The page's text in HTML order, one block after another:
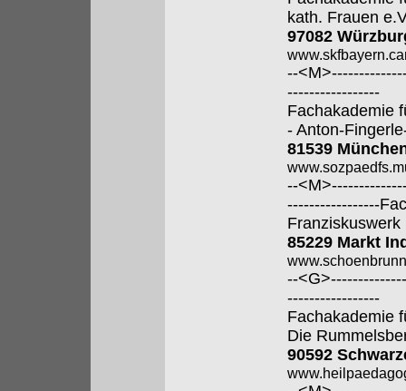
kath. Frauen
97082
--
-----------------
Fachakademie
- Anton-
81539
--
-----------------
Franziskuswerk
85229 Markt
--
-----------------
Fachakademie
Die
90592